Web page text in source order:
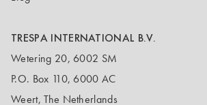
TRESPA INTERNATIONAL B.V.
Wetering 20, 6002 SM
P.O. Box 110, 6000 AC
Weert, The Netherlands